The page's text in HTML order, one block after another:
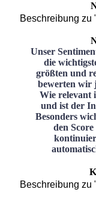
Beschreibung zu
Unser
die
größten und
bewerten wir
Wie relevant
und ist der
Besonders
den
Beschreibung zu